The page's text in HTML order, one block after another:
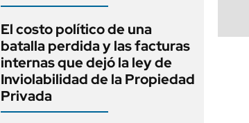
El costo político de una
batalla perdida y las facturas
internas que dejó la ley de
Inviolabilidad de la Propiedad
Privada